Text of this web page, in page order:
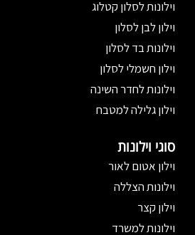
וילונות לסלון קטלוג
וילון לבן לסלון
וילונות בד לסלון
וילון חשמלי לסלון
וילונות לחדר השינה
וילון גלילה למטבח
סוגי וילונות
וילון אטום לאור
וילונות הצללה
וילון קצר
וילונות למשרד